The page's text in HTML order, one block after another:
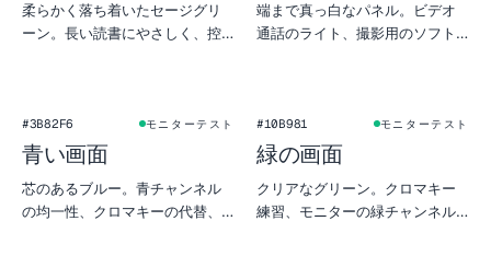
柔らかく落ち着いたセージグリ
ーン。長い読書にやさしく、控
端まで真っ白なパネル。ビデオ
通話のライト、撮影用のソフト
#3B82F6 モニターテスト
青い画面
芯のあるブルー。青チャンネル
の均一性、クロマキーの代替、
#10B981 モニターテスト
緑の画面
クリアなグリーン。クロマキー
練習、モニターの緑チャンネル